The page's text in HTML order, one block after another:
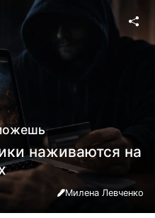
наживаются на
Милена Левченко